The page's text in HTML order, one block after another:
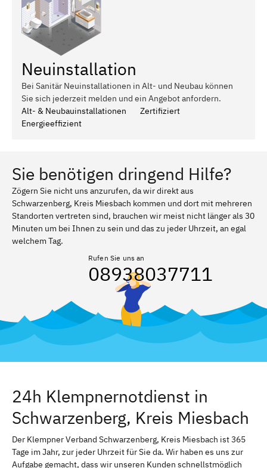
Neuinstallation
Bei Sanitär Neuinstallationen in Alt- und Neubau können
Sie sich jederzeit melden und ein Angebot anfordern.
Alt- & Neubauinstallationen
Zertifiziert
Energieeffizient
Sie benötigen dringend Hilfe?
Zögern Sie nicht uns anzurufen, da wir direkt aus
Schwarzenberg, Kreis Miesbach kommen und dort mit mehreren
Standorten vertreten sind, brauchen wir meist nicht länger als 30
Minuten um bei Ihnen zu sein und das zu jeder Uhrzeit, an egal
welchem Tag.
Rufen Sie uns an
08938037711
24h Klempnernotdienst in
Schwarzenberg, Kreis Miesbach
Der Klempner Verband Schwarzenberg, Kreis Miesbach ist 365
Tage im Jahr, zur jeder Uhrzeit für Sie da. Wir haben es uns zur
Aufgabe gemacht, dass wir unseren Kunden schnellstmöglich